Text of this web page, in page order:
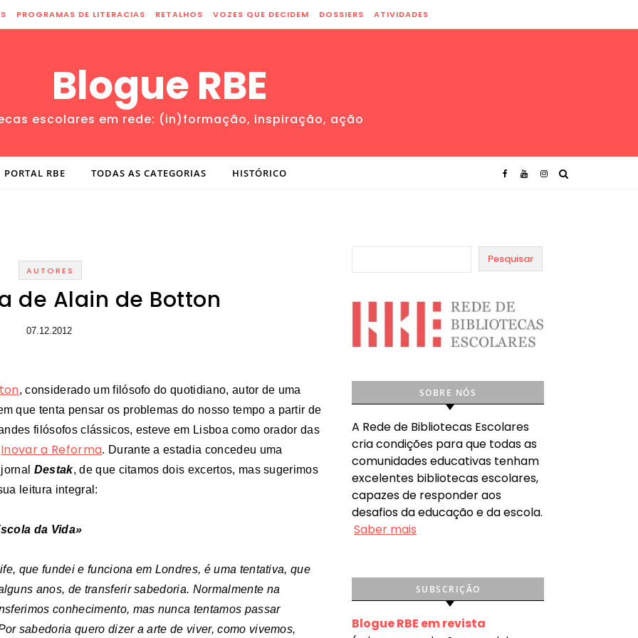
PROGRAMAS DE LITERACIAS RETALHOS VOZES QUE DECIDEM DOSSIERS ATIVIDADES
Blogue RBE
escolares em rede: (in)formação, inspiração, ação
PORTAL RBE TODAS AS CATEGORIAS HISTÓRICO
AUTORES
de Alain de Botton
07.12.2012
, considerado um filósofo do quotidiano, autor de uma
que tenta pensar os problemas do nosso tempo a partir de
filósofos clássicos, esteve em Lisboa como orador das
Inovar a Reforma. Durante a estadia concedeu uma
Destak, de que citamos dois excertos, mas sugerimos
leitura integral:
da Vida»
que fundei e funciona em Londres, é uma tentativa, que
anos, de transferir sabedoria. Normalmente na
conhecimento, mas nunca tentamos passar
sabedoria quero dizer a arte de viver, como vivemos,
Pesquisar
SOBRE NÓS
A Rede de Bibliotecas Escolares
cria condições para que todas as
comunidades educativas tenham
excelentes bibliotecas escolares,
capazes de responder aos
desafios da educação e da escola.
Saber mais
SUBSCRIÇÃO
Blogue RBE em revista